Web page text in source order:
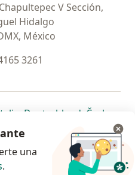
V Sección,
Hidalgo
México
3261
pestaña
una nueva pestaña
abre en una nueva pestaña
se abre en una nueva
Deutschlandse abre en
Česko
nueva pestaña
en una nueva pestaña
se abre en una nueva pestaña
Brasil se abre en una nueva
se abre en
se
se abre en una nueva
© 2026 - Encuentra tu
una
.